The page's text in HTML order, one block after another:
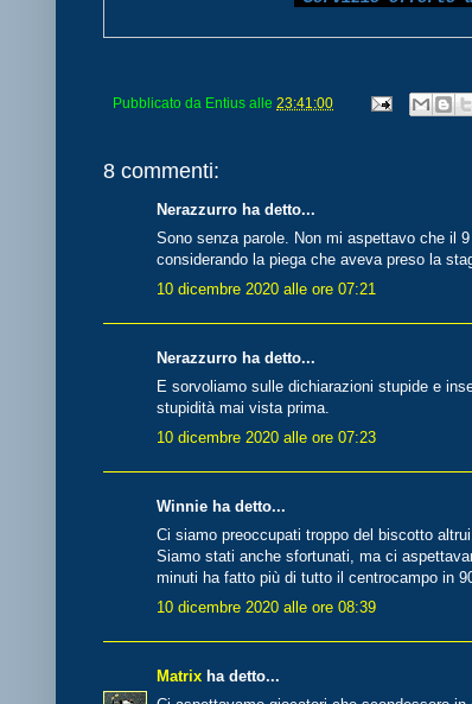
Pubblicato da Entius alle 23:41:00
8 commenti:
Nerazzurro ha detto...
Sono senza parole. Non mi aspettavo che il
considerando la piega che aveva preso la
10 dicembre 2020 alle ore 07:21
Nerazzurro ha detto...
E sorvoliamo sulle dichiarazioni stupide e
stupidità mai vista prima.
10 dicembre 2020 alle ore 07:23
Winnie ha detto...
Ci siamo preoccupati troppo del biscotto
Siamo stati anche sfortunati, ma ci
minuti ha fatto più di tutto il centrocampo in
10 dicembre 2020 alle ore 08:39
Matrix ha detto...